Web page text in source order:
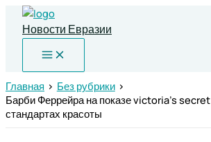
Перейти
содержимому
Новости Евразии
Главная
Без рубрики
Барби Феррейра на показе victoria’s
стандартах красоты